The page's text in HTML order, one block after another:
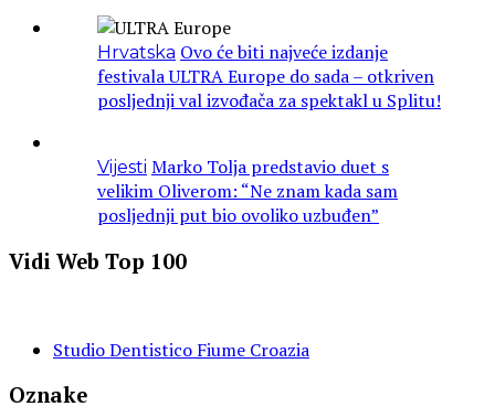
Hrvatska Ovo će biti najveće izdanje
festivala ULTRA Europe do sada – otkriven
posljednji val izvođača za spektakl u Splitu!
Vijesti Marko Tolja predstavio duet s
velikim Oliverom: “Ne znam kada sam
posljednji put bio ovoliko uzbuđen”
Vidi Web Top 100
Studio Dentistico Fiume Croazia
Oznake